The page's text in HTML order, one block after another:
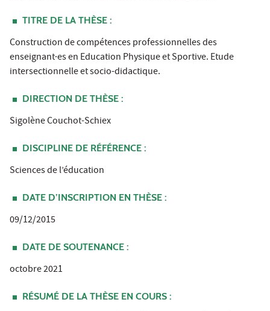
TITRE DE LA THÈSE :
Construction de compétences professionnelles des
enseignant·es en Education Physique et Sportive. Etude
intersectionnelle et socio-didactique.
DIRECTION DE THÈSE :
Sigolène Couchot-Schiex
DISCIPLINE DE RÉFÉRENCE :
Sciences de l’éducation
DATE D’INSCRIPTION EN THÈSE :
09/12/2015
DATE DE SOUTENANCE :
octobre 2021
RÉSUMÉ DE LA THÈSE EN COURS :